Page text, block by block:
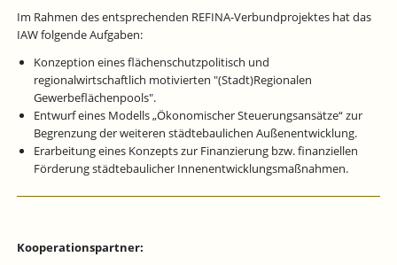
Im Rahmen des entsprechenden REFINA-Verbundprojektes hat das
IAW folgende Aufgaben:
Konzeption eines flächenschutzpolitisch und
regionalwirtschaftlich motivierten "(Stadt)Regionalen
Gewerbeflächenpools".
Entwurf eines Modells „Ökonomischer Steuerungsansätze“ zur
Begrenzung der weiteren städtebaulichen Außenentwicklung.
Erarbeitung eines Konzepts zur Finanzierung bzw. finanziellen
Förderung städtebaulicher Innenentwicklungsmaßnahmen.
Kooperationspartner: